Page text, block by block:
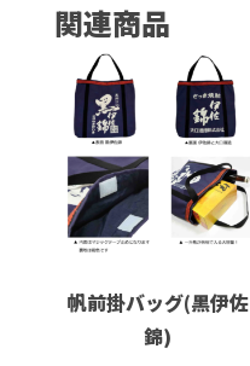
な
け
個
関連商品
帆前掛バッグ(黒伊佐
錦)